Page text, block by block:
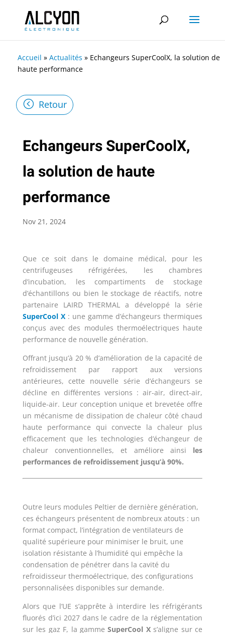
Accueil » Actualités » Echangeurs SuperCoolX, la solution de
haute performance
Retour
Echangeurs SuperCoolX,
la solution de haute
performance
Nov 21, 2024
Que ce soit dans le domaine médical, pour les
centrifugeuses réfrigérées, les chambres
d’incubation, les compartiments de stockage
d’échantillons ou bien le stockage de réactifs, notre
partenaire LAIRD THERMAL a développé la série
SuperCool X: une gamme d’échangeurs thermiques
conçus avec des modules thermoélectriques haute
performance de nouvelle génération.
Offrant jusqu’à 20 % d’amélioration de la capacité de
refroidissement par rapport aux versions
antérieures, cette nouvelle série d’échangeurs se
décline en différentes versions : air-air, direct-air,
liquide-air. Leur conception unique et brevetée offre
un mécanisme de dissipation de chaleur côté chaud
haute performance qui convecte la chaleur plus
efficacement que les technologies d’échangeur de
chaleur conventionnelles, et améliore ainsi les
performances de refroidissement jusqu’à 90%.
Outre leurs modules Peltier de dernière génération,
ces échangeurs présentent de nombreux atouts : un
format compact, l’intégration de ventilateurs de
qualité supérieure pour minimiser le bruit, une
isolation résistante à l’humidité qui empêche la
condensation de pénétrer dans la cavité du
refroidisseur thermoélectrique, des configurations
personnalisées disponibles sur demande.
Alors que l’UE s’apprête à interdire les réfrigérants
fluorés d’ici 2027 dans le cadre de la réglementation
sur les gaz F, la gammeSuperCool Xs’aligne sur ce